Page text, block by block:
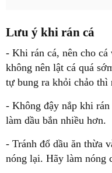
Lưu ý khi rán cá
- Khi rán cá, nên cho
không nên lật cá quá
tự bung ra khỏi chảo thì
- Không đậy nắp khi
làm dầu bắn nhiều hơn.
- Tránh đổ dầu ăn thừa
nóng lại. Hãy làm nóng